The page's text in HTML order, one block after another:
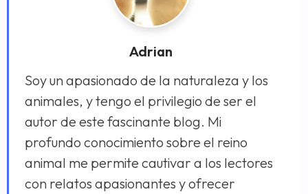
Adrian
Soy un apasionado de la naturaleza y los
animales, y tengo el privilegio de ser el
autor de este fascinante blog. Mi
profundo conocimiento sobre el reino
animal me permite cautivar a los lectores
con relatos apasionantes y ofrecer